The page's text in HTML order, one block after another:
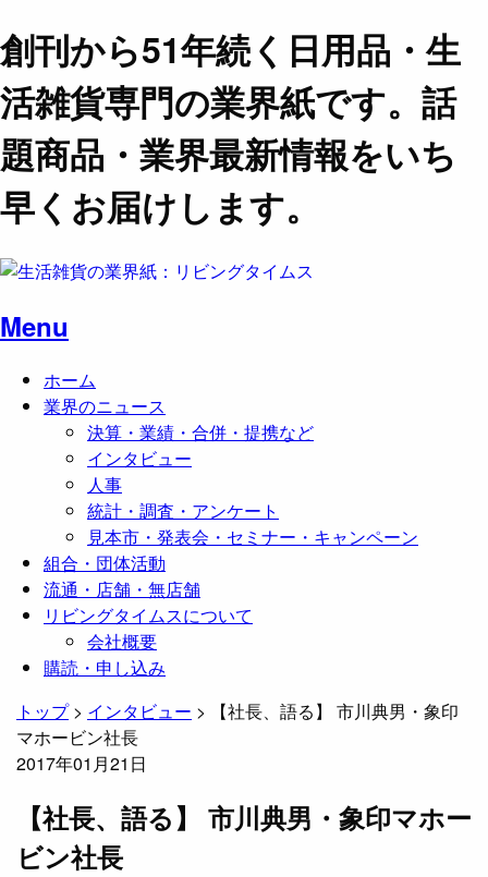
創刊から51年続く日用品・生
活雑貨専門の業界紙です。話
題商品・業界最新情報をいち
早くお届けします。
Menu
ホーム
業界のニュース
決算・業績・合併・提携など
インタビュー
人事
統計・調査・アンケート
見本市・発表会・セミナー・キャンペーン
組合・団体活動
流通・店舗・無店舗
リビングタイムスについて
会社概要
購読・申し込み
トップ> インタビュー >
【社長、語る】 市川典男・象印
マホービン社長
2017年01月21日
【社長、語る】 市川典男・象印マホー
ビン社長